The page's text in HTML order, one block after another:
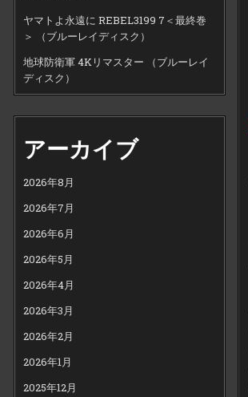
ヤマトよ永遠に REBEL3199 7＜最終巻
＞ （ブルーレイディスク）
地球防衛軍 4Kリマスター （ブルーレイ
ディスク）
アーカイブ
2026年8月
2026年7月
2026年6月
2026年5月
2026年4月
2026年3月
2026年2月
2026年1月
2025年12月